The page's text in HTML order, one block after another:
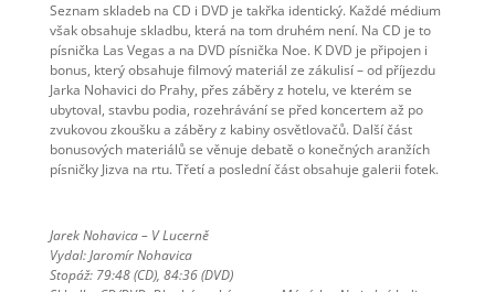
Seznam skladeb na CD i DVD je takřka identický. Každé médium
však obsahuje skladbu, která na tom druhém není. Na CD je to
písnička Las Vegas a na DVD písnička Noe. K DVD je připojen i
bonus, který obsahuje filmový materiál ze zákulisí – od příjezdu
Jarka Nohavici do Prahy, přes záběry z hotelu, ve kterém se
ubytoval, stavbu podia, rozehrávání se před koncertem až po
zvukovou zkoušku a záběry z kabiny osvětlovačů. Další část
bonusových materiálů se věnuje debatě o konečných aranžích
písničky Jizva na rtu. Třetí a poslední část obsahuje galerii fotek.
Jarek Nohavica – V Lucerně
Vydal: Jaromír Nohavica
Stopáž: 79:48 (CD), 84:36 (DVD)